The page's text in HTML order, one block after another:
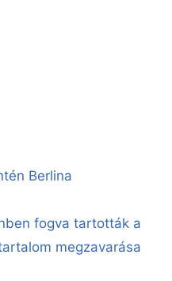
Berlina
fogva tartották a
megzavarása